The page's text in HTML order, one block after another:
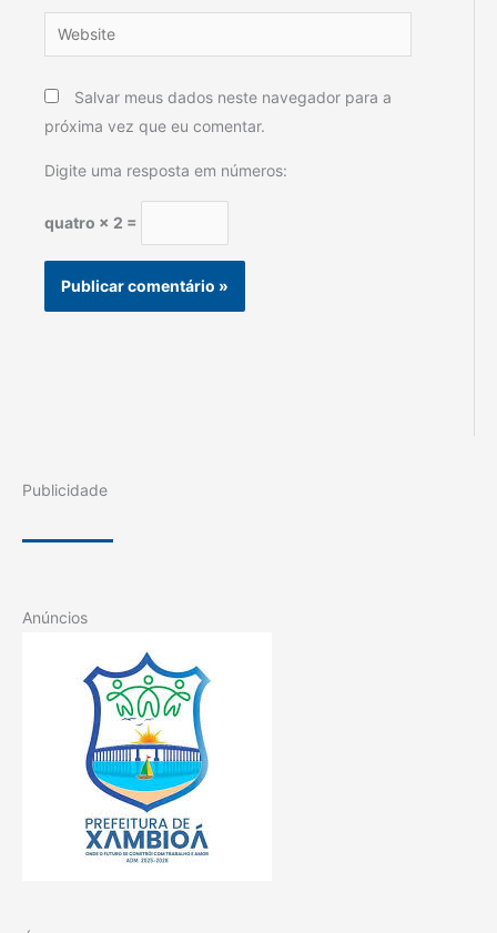
Website
Salvar meus dados neste navegador para a
próxima vez que eu comentar.
Digite uma resposta em números:
quatro × 2 =
Publicidade
Anúncios